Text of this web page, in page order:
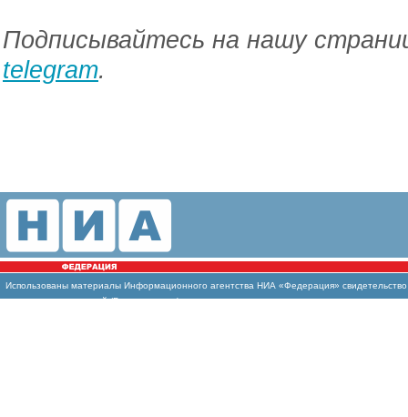
Подписывайтесь на нашу
telegram.
Использованы материалы Информационного агентства НИА «Федерация»
массовых коммуникаций (Роскомнадзор)